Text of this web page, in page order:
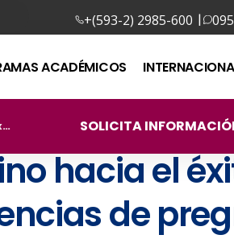
+(593-2) 2985-600 |
ACADÉMICOS
Explorando el camino hacia el éxito académico: experiencias de pregrado en la UIDE SOLICITA
hacia el
de